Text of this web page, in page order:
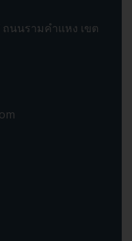
นนรามคำแหง เขต